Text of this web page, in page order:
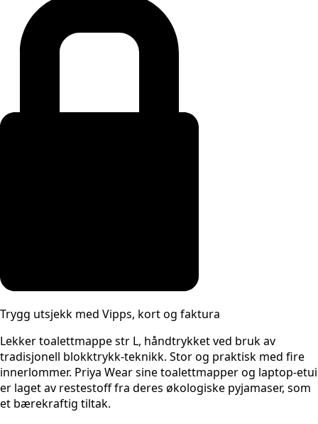
Trygg utsjekk med Vipps, kort og faktura
Lekker toalettmappe str L, håndtrykket ved bruk av
tradisjonell blokktrykk-teknikk. Stor og praktisk med fire
innerlommer. Priya Wear sine toalettmapper og laptop-etui
er laget av restestoff fra deres økologiske pyjamaser, som
et bærekraftig tiltak.